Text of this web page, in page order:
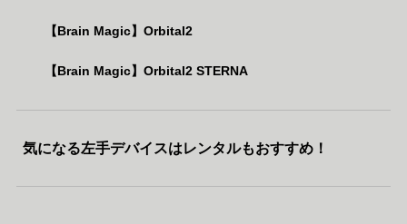
【Brain Magic】Orbital2
【Brain Magic】Orbital2 STERNA
気になる左手デバイスはレンタルもおすすめ！